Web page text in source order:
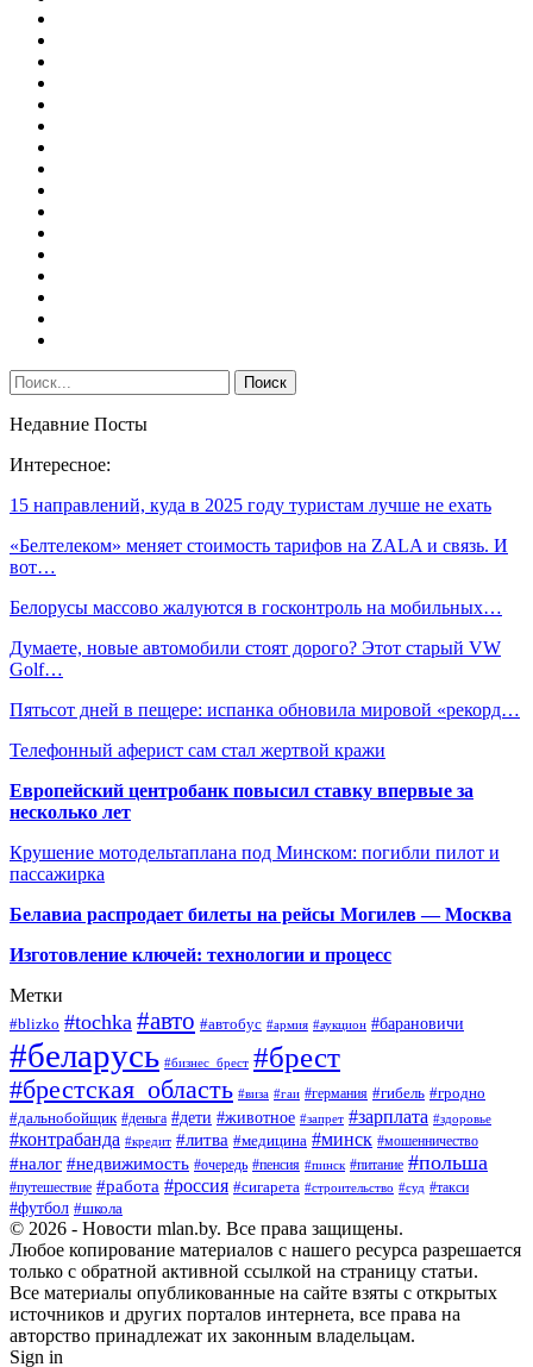
Недавние Посты
Интересное:
15 направлений, куда в 2025 году туристам лучше не ехать
«Белтелеком» меняет стоимость тарифов на ZALA и связь. И
вот…
Белорусы массово жалуются в госконтроль на мобильных…
Думаете, новые автомобили стоят дорого? Этот старый VW
Golf…
Пятьсот дней в пещере: испанка обновила мировой «рекорд…
Телефонный аферист сам стал жертвой кражи
Европейский центробанк повысил ставку впервые за
несколько лет
Крушение мотодельтаплана под Минском: погибли пилот и
пассажирка
Белавиа распродает билеты на рейсы Могилев — Москва
Изготовление ключей: технологии и процесс
Метки
#blizko #tochka #авто #автобус #армия #аукцион #барановичи
#беларусь #бизнес_брест #брест
#брестская_область #виза #гаи #германия #гибель #гродно
#дальнобойщик #деньга #дети #животное #запрет #зарплата #здоровье
#контрабанда #кредит #литва #медицина #минск #мошенничество
#налог #недвижимость #очередь #пенсия #пинск #питание #польша
#путешествие #работа #россия #сигарета #строительство #суд #такси
#футбол #школа
© 2026 - Новости mlan.by. Все права защищены.
Любое копирование материалов с нашего ресурса разрешается
только с обратной активной ссылкой на страницу статьи.
Все материалы опубликованные на сайте взяты с открытых
источников и других порталов интернета, все права на
авторство принадлежат их законным владельцам.
Sign in